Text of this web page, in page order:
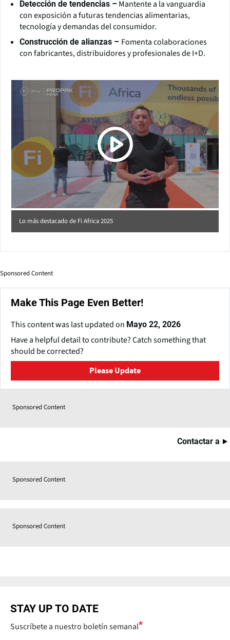
Detección de tendencias – Mantente a la vanguardia
con exposición a futuras tendencias alimentarias,
tecnología y demandas del consumidor.
Construcción de alianzas – Fomenta colaboraciones
con fabricantes, distribuidores y profesionales de I+D.
Lo más destacado de Fi Africa 2025
Sponsored Content
Make This Page Even Better!
This content was last updated on Mayo 22, 2026
Have a helpful detail to contribute? Catch something that
should be corrected?
Please Update
Sponsored Content
Contactar a
Sponsored Content
Sponsored Content
STAY UP TO DATE
Suscríbete a nuestro boletín semanal